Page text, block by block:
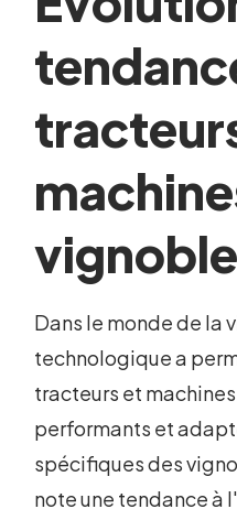
Dans le monde de la
technologique a
tracteurs et
performants et
spécifiques des
note une tendance à